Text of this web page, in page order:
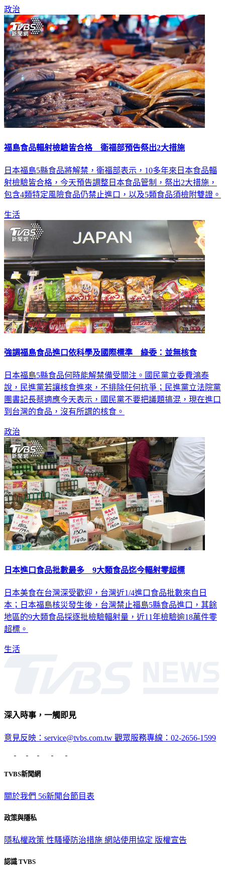
政治
福島食品輻射檢驗皆合格 衛福部預告祭出2大措施
日本福島5縣食品將解禁，衛福部表示，10多年來日本食品輻
射檢驗皆合格，今天預告調整日本食品管制，祭出2大措施，
包含4類特定風險食品仍禁止進口，以及5類食品須檢附雙證。
生活
強調福島食品進口依科學及國際標準 綠委：並無核食
日本福島5縣食品何時能解禁備受關注。國民黨立委費鴻泰
說，民進黨若讓核食進來，不排除任何抗爭；民進黨立法院黨
團書記長蔡適應今天表示，國民黨不要把議題搞混，現在進口
到台灣的食品，沒有所謂的核食。
政治
日本進口食品批數最多 9大類食品迄今輻射零超標
日本美食在台灣深受歡迎，台灣近1/4進口食品批數來自日
本；日本福島核災發生後，台灣禁止福島5縣食品進口，其餘
地區的9大類食品採逐批檢驗輻射量，近11年檢驗逾18萬件零
超標。
生活
深入時事，一觸即見
意見反映：service@tvbs.com.tw 觀眾服務專線：02-2656-1599
TVBS新聞網
關於我們 56新聞台節目表
政策與隱私
隱私權政策 性騷擾防治措施 網站使用協定 版權宣告
認識 TVBS